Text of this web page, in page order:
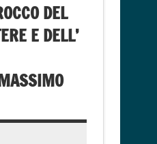
DEL
E DELL’